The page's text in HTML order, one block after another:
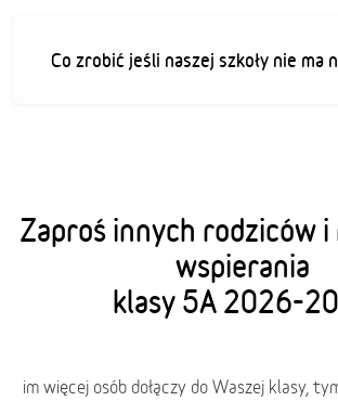
Co zrobić jeśli naszej szkoły nie ma
Zaproś innych rodziców i
wspierania
klasy 5A 2026-
im więcej osób dołączy do Waszej klasy,